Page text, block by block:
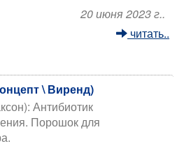
20 июня 2023 г..
читать..
\ Виренд)
Антибиотик
Порошок для